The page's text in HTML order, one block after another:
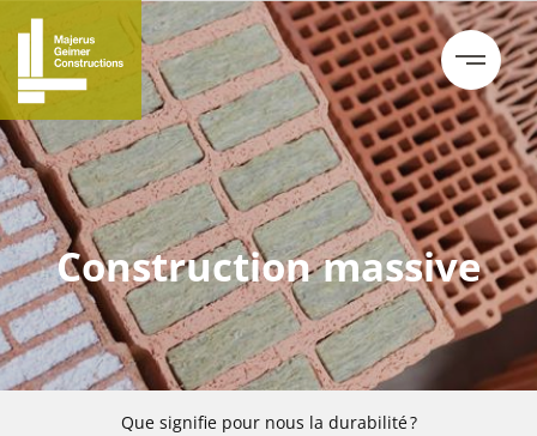
Construction massive
Que signifie pour nous la durabilité ?